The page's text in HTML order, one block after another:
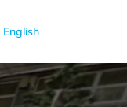
English